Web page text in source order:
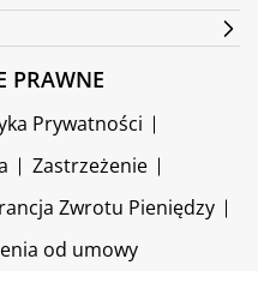
PRAWNE
Prywatności
Zastrzeżenie
Zwrotu Pieniędzy
od umowy